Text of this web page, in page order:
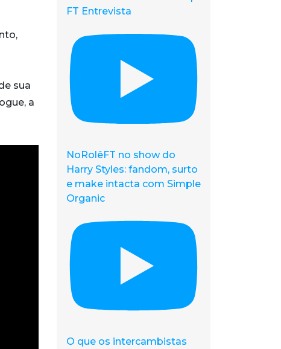
sua
a
FT Entrevista
NoRolêFT no show do
Harry Styles: fandom, surto
e make intacta com Simple
Organic
O que os intercambistas